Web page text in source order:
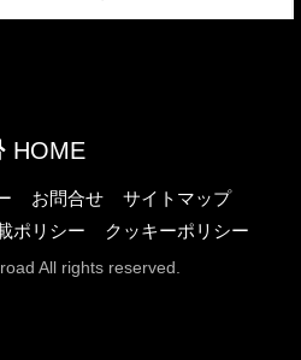
HOME
お問合せ
サイトマップ
ポリシー クッキーポリシー
All rights reserved.